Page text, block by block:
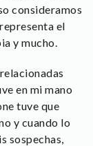
consideramos
el
y mucho.
en mi mano
tuve que
y cuando lo
sospechas,